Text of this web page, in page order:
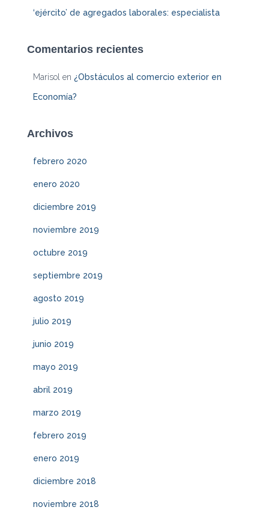
‘ejército’ de agregados laborales: especialista
Comentarios recientes
Marisol en ¿Obstáculos al comercio exterior en
Economía?
Archivos
febrero 2020
enero 2020
diciembre 2019
noviembre 2019
octubre 2019
septiembre 2019
agosto 2019
julio 2019
junio 2019
mayo 2019
abril 2019
marzo 2019
febrero 2019
enero 2019
diciembre 2018
noviembre 2018